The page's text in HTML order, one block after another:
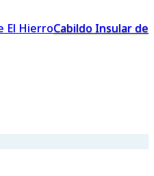
Cabildo Insular de